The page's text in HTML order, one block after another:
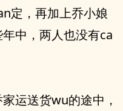
定，再加上乔小娘